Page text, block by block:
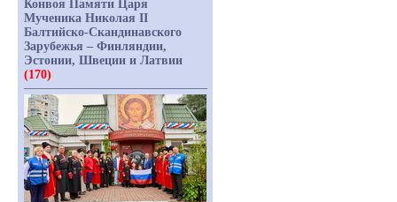
Конвоя Памяти Царя
Мученика Николая II
Балтийско-Скандинавского
Зарубежья – Финляндии,
Эстонии, Швеции и Латвии
(170)